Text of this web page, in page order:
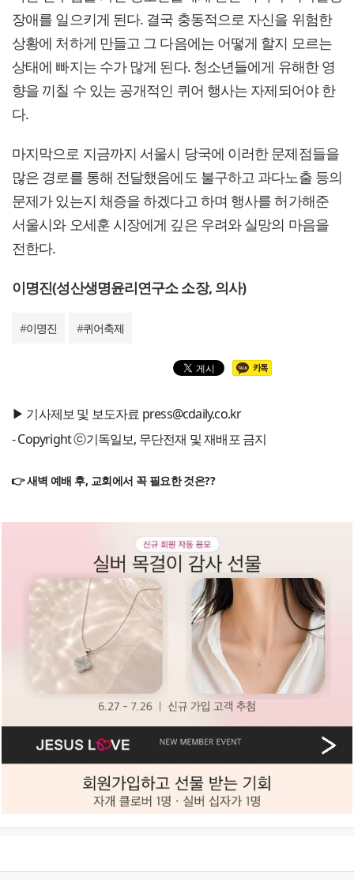
장애를 일으키게 된다. 결국 충동적으로 자신을 위험한
상황에 처하게 만들고 그 다음에는 어떻게 할지 모르는
상태에 빠지는 수가 많게 된다. 청소년들에게 유해한 영
향을 끼칠 수 있는 공개적인 퀴어 행사는 자제되어야 한
다.
마지막으로 지금까지 서울시 당국에 이러한 문제점들을
많은 경로를 통해 전달했음에도 불구하고 과다노출 등의
문제가 있는지 채증을 하겠다고 하며 행사를 허가해준
서울시와 오세훈 시장에게 깊은 우려와 실망의 마음을
전한다.
이명진(성산생명윤리연구소 소장, 의사)
#이명진 #퀴어축제
▶ 기사제보 및 보도자료 press@cdaily.co.kr
- Copyright ⓒ기독일보, 무단전재 및 재배포 금지
👉 새벽 예배 후, 교회에서 꼭 필요한 것은??